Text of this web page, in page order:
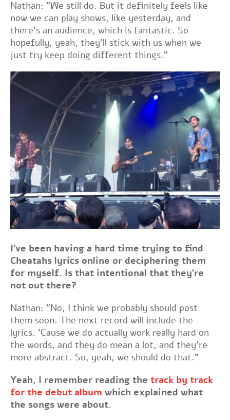
Nathan: "We still do. But it definitely feels like
now we can play shows, like yesterday, and
there's an audience, which is fantastic. So
hopefully, yeah, they'll stick with us when we
just try keep doing different things."
I've been having a hard time trying to find
Cheatahs lyrics online or deciphering them
for myself. Is that intentional that they're
not out there?
Nathan: "No, I think we probably should post
them soon. The next record will include the
lyrics. 'Cause we do actually work really hard on
the words, and they do mean a lot, and they're
more abstract. So, yeah, we should do that."
Yeah, I remember reading the track by track
for the debut album which explained what
the songs were about.